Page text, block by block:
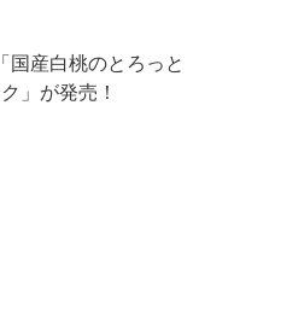
国産白桃のとろっと
」が発売！